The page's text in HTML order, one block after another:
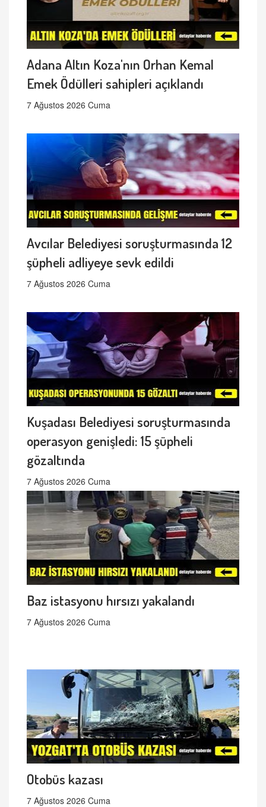
Adana Altın Koza'nın Orhan Kemal
Emek Ödülleri sahipleri açıklandı
7 Ağustos 2026 Cuma
Avcılar Belediyesi soruşturmasında 12
şüpheli adliyeye sevk edildi
7 Ağustos 2026 Cuma
Kuşadası Belediyesi soruşturmasında
operasyon genişledi: 15 şüpheli
gözaltında
7 Ağustos 2026 Cuma
Baz istasyonu hırsızı yakalandı
7 Ağustos 2026 Cuma
Otobüs kazası
7 Ağustos 2026 Cuma